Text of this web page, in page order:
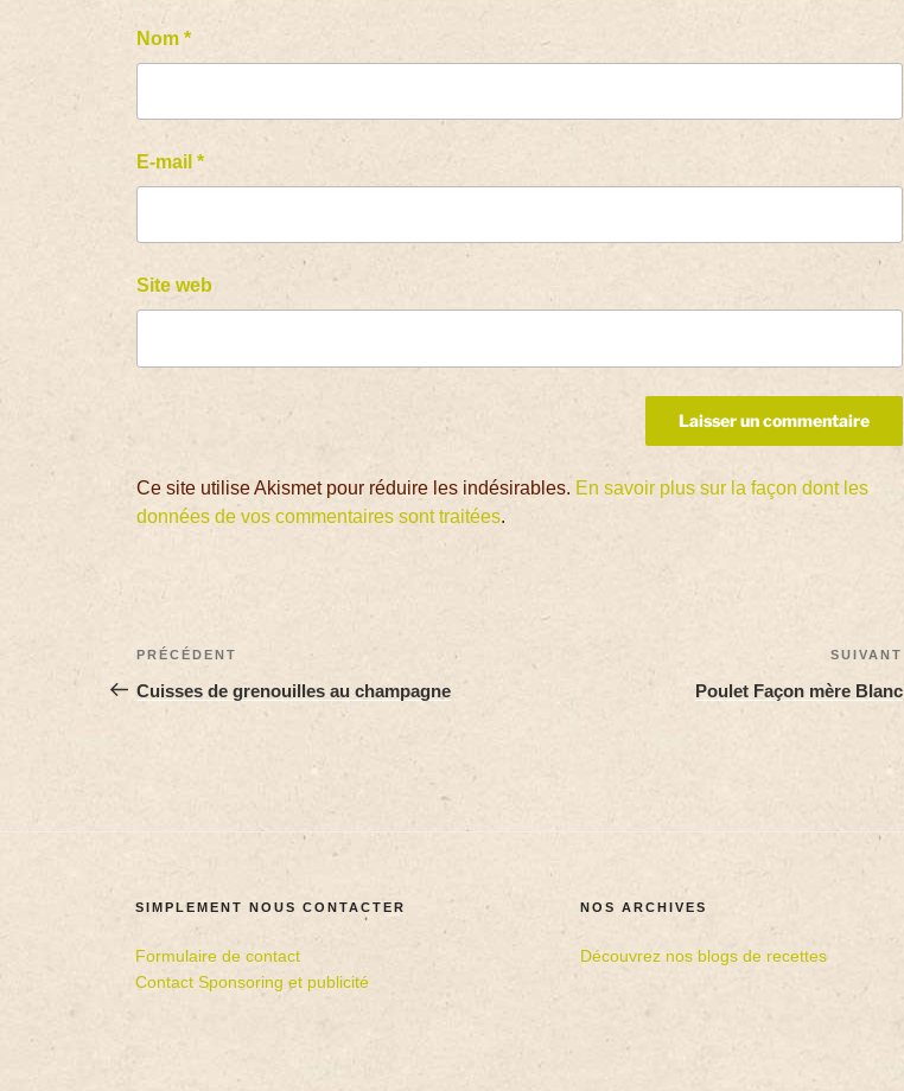
Nom*
E-mail*
Site web
Ce site utilise Akismet pour réduire les indésirables. En savoir plus sur la façon dont les
données de vos commentaires sont traitées.
PRÉCÉDENT
Cuisses de grenouilles au champagne
SUIVANT
Poulet Façon mère Blanc
SIMPLEMENT NOUS CONTACTER
Formulaire de contact
Contact Sponsoring et publicité
NOS ARCHIVES
Découvrez nos blogs de recettes